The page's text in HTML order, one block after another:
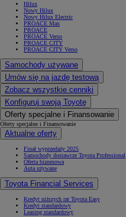
Hilux
Nowy Hilux
Nowy Hilux Electric
PROACE Max
PROACE
PROACE Verso
PROACE CITY
PROACE CITY Verso
Samochody używane
Umów się na jazdę testową
Zobacz wszystkie cenniki
Konfiguruj swoją Toyotę
Oferty specjalne i Finansowanie
Oferty specjalne i Finansowanie
Aktualne oferty
Finał wyprzedaży 2025
Samochody dostawcze Toyota Professional
Oferta biznesowa
Auta używane
Toyota Financial Services
Kredyt niższych rat Toyota Easy
Kredyt standardowy
Leasing standardowy